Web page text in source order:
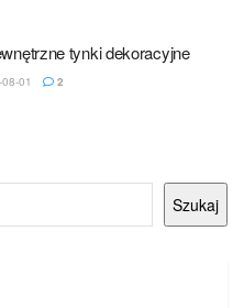
tynki dekoracyjne
01 2
Szukaj